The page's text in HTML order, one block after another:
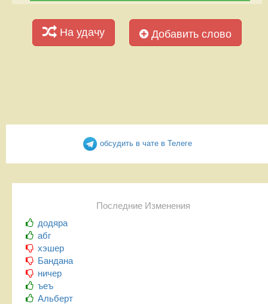
На удачу Добавить слово
обсудить в чате в Телеге
Последние Изменения
додяра
абг
хэшер
Бандана
ничер
ъеъ
Альберт